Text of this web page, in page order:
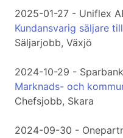
2025-01-27 - Uniflex
Kundansvarig säljare
Säljarjobb, Växjö
2024-10-29 -
Marknads- och
Chefsjobb, Skara
2024-09-30 -